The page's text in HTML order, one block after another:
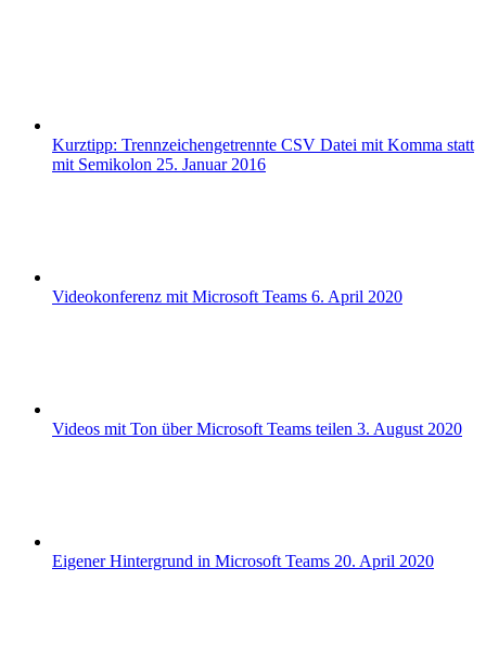
Kurztipp: Trennzeichengetrennte CSV Datei mit Komma statt
mit Semikolon 25. Januar 2016
Videokonferenz mit Microsoft Teams 6. April 2020
Videos mit Ton über Microsoft Teams teilen 3. August 2020
Eigener Hintergrund in Microsoft Teams 20. April 2020